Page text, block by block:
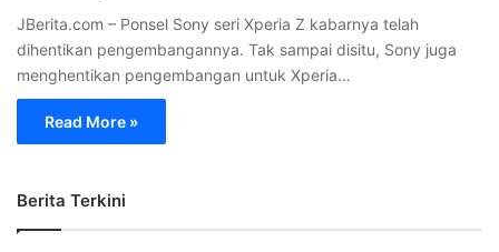
JBerita.com – Ponsel Sony seri Xperia Z kabarnya telah
dihentikan pengembangannya. Tak sampai disitu, Sony juga
menghentikan pengembangan untuk Xperia…
Read More »
Berita Terkini